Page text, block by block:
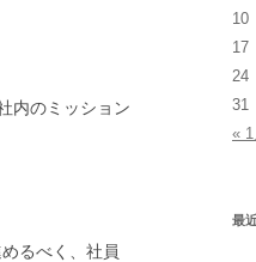
内のミッション
るべく、社員
« 1
10
17
24
31
最